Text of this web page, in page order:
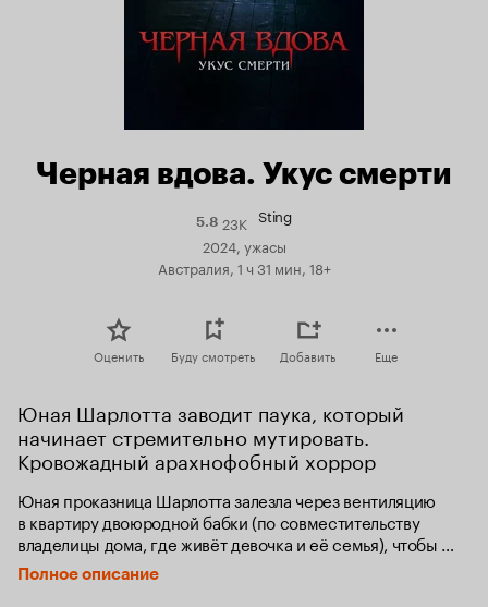
Черная вдова. Укус смерти
5.8Рейтинг
Кинопоиска
23K Sting
2024, ужасы
Австралия, 1 ч 31 мин, 18+
Оценить Буду смотреть Добавить Еще
Юная Шарлотта заводит паука, который
начинает стремительно мутировать.
Кровожадный арахнофобный хоррор
Юная проказница Шарлотта залезла через вентиляцию
в квартиру двоюродной бабки (по совместительству
владелицы дома, где живёт девочка и её семья), чтобы
стащить коллекционную куклу, но обнаружила
там странного паука. Она нарекает его Жалом, сажает
Полное описание